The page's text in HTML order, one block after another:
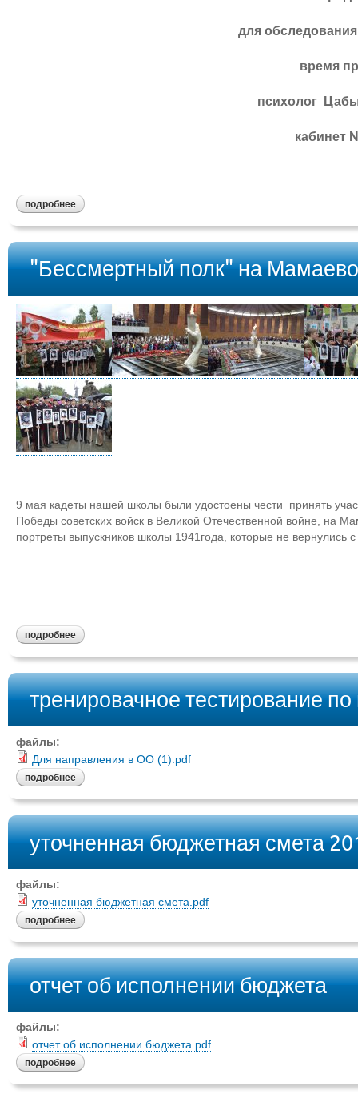
для
время
психолог
кабинет
подробнее
"Бессмертный полк" на
9 мая кадеты нашей школы были удостоены чести принять
Победы советских войск в Великой Отечественной войне, на
портреты выпускников школы 1941года, которые не вернулись
подробнее
тренировачное тестирование
файлы:
Для направления в ОО (1).pdf
подробнее
уточненная бюджетная смета
файлы:
уточненная бюджетная смета.pdf
подробнее
отчет об исполнении бюджета
файлы:
отчет об исполнении бюджета.pdf
подробнее